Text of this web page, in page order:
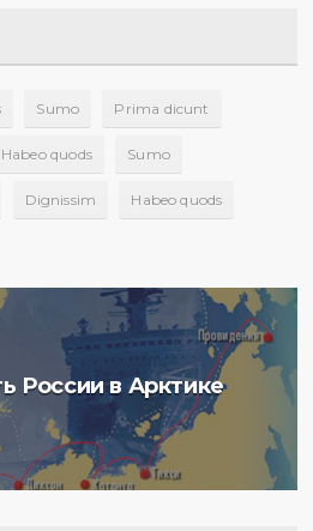
Sumo Prima dicunt
Habeo quods Sumo
Dignissim Habeo quods
России в Арктике